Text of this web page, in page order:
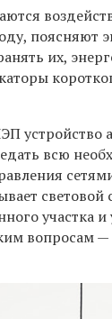
поясняют
их,
устройство
всю
участка
вопросам